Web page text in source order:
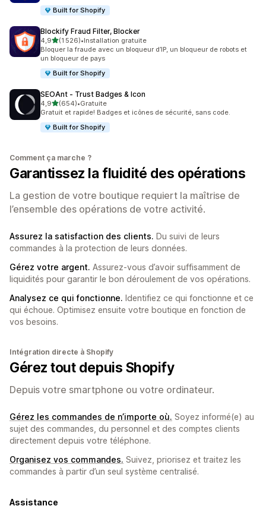
Built for Shopify
Blockify Fraud Filter, Blocker
4,9étoile(s) sur 5
(1 526)
1526 avis au total
•Installation gratuite
Bloquer la fraude avec un bloqueur d’IP, un bloqueur de robots et
un bloqueur de pays
Built for Shopify
SEOAnt ‑ Trust Badges & Icon
4,9étoile(s) sur 5
(654)
654 avis au total
•Gratuite
Gratuit et rapide! Badges et icônes de sécurité, sans code.
Built for Shopify
Comment ça marche ?
Garantissez la fluidité des opérations
La gestion de votre boutique requiert la maîtrise de
l’ensemble des opérations de votre activité.
Assurez la satisfaction des clients. Du suivi de leurs
commandes à la protection de leurs données.
Gérez votre argent. Assurez-vous d’avoir suffisamment de
liquidités pour garantir le bon déroulement de vos opérations.
Analysez ce qui fonctionne. Identifiez ce qui fonctionne et ce
qui échoue. Optimisez ensuite votre boutique en fonction de
vos besoins.
Intégration directe à Shopify
Gérez tout depuis Shopify
Depuis votre smartphone ou votre ordinateur.
Gérez les commandes de n’importe où. Soyez informé(e) au
sujet des commandes, du personnel et des comptes clients
directement depuis votre téléphone.
Organisez vos commandes. Suivez, priorisez et traitez les
commandes à partir d’un seul système centralisé.
Assistance